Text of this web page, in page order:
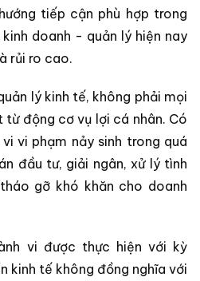
tiếp cận phù hợp trong
doanh - quản lý hiện nay
rủi ro cao.
lý kinh tế, không phải mọi
động cơ vụ lợi cá nhân. Có
vi phạm nảy sinh trong quá
đầu tư, giải ngân, xử lý tình
gỡ khó khăn cho doanh
vi được thực hiện với kỳ
kinh tế không đồng nghĩa với